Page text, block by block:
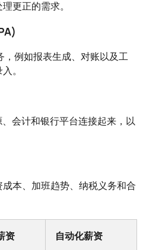
更正的需求。
，例如报表生成、对账以及工
。
会计和银行平台连接起来，以
本、加班趋势、纳税义务和合
资 自动化薪资